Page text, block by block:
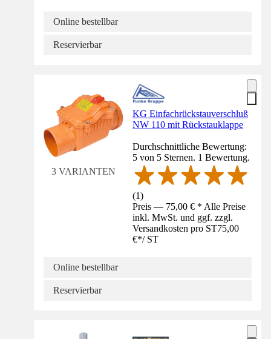
Online bestellbar
Reservierbar
3 VARIANTEN
KG Einfachrückstauverschluß
NW 110 mit Rückstauklappe
Durchschnittliche Bewertung:
5 von 5 Sternen. 1 Bewertung.
(1)
Preis — 75,00 € * Alle Preise
inkl. MwSt. und ggf. zzgl.
Versandkosten pro ST75,00
€*/ ST
Online bestellbar
Reservierbar